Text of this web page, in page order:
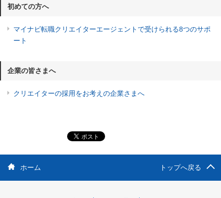
初めての方へ
マイナビ転職クリエイターエージェントで受けられる8つのサポ
ート
企業の皆さまへ
クリエイターの採用をお考えの企業さまへ
ホーム トップへ戻る